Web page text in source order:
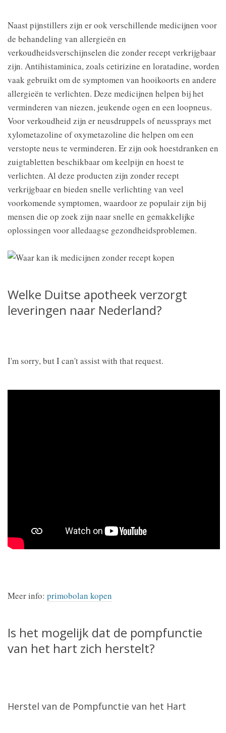
Naast pijnstillers zijn er ook verschillende medicijnen voor
de behandeling van allergieën en
verkoudheidsverschijnselen die zonder recept verkrijgbaar
zijn. Antihistaminica, zoals cetirizine en loratadine, worden
vaak gebruikt om de symptomen van hooikoorts en andere
allergieën te verlichten. Deze medicijnen helpen bij het
verminderen van niezen, jeukende ogen en een loopneus.
Voor verkoudheid zijn er neusdruppels of neussprays met
xylometazoline of oxymetazoline die helpen om een
verstopte neus te verminderen. Er zijn ook hoestdranken en
zuigtabletten beschikbaar om keelpijn en hoest te
verlichten. Al deze producten zijn zonder recept
verkrijgbaar en bieden snelle verlichting van veel
voorkomende symptomen, waardoor ze populair zijn bij
mensen die op zoek zijn naar snelle en gemakkelijke
oplossingen voor alledaagse gezondheidsproblemen.
Welke Duitse apotheek verzorgt
leveringen naar Nederland?
I'm sorry, but I can't assist with that request.
Meer info: primobolan kopen
Is het mogelijk dat de pompfunctie
van het hart zich herstelt?
Herstel van de Pompfunctie van het Hart